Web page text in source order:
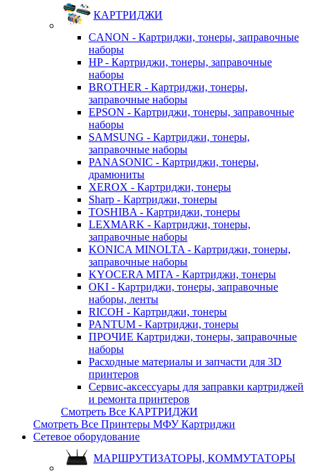
КАРТРИДЖИ
CANON - Картриджи, тонеры, заправочные
наборы
HP - Картриджи, тонеры, заправочные
наборы
BROTHER - Картриджи, тонеры,
заправочные наборы
EPSON - Картриджи, тонеры, заправочные
наборы
SAMSUNG - Картриджи, тонеры,
заправочные наборы
PANASONIC - Картриджи, тонеры,
драмюниты
XEROX - Картриджи, тонеры
Sharp - Картриджи, тонеры
TOSHIBA - Картриджи, тонеры
LEXMARK - Картриджи, тонеры,
заправочные наборы
KONICA MINOLTA - Картриджи, тонеры,
заправочные наборы
KYOCERA MITA - Картриджи, тонеры
OKI - Картриджи, тонеры, заправочные
наборы, ленты
RICOH - Картриджи, тонеры
PANTUM - Картриджи, тонеры
ПРОЧИЕ Картриджи, тонеры, заправочные
наборы
Расходные материалы и запчасти для 3D
принтеров
Сервис-аксессуары для заправки картриджей
и ремонта принтеров
Смотреть Все КАРТРИДЖИ
Смотреть Все Принтеры МФУ Картриджи
Сетевое оборудование
МАРШРУТИЗАТОРЫ, КОММУТАТОРЫ